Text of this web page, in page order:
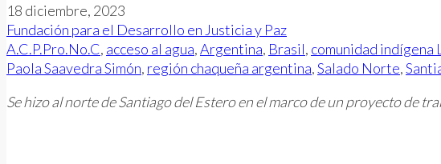
18 diciembre, 2023
Fundación para el Desarrollo en Justicia y Paz
A.C.P.Pro.No.C, acceso al agua,Argentina, Brasil, comunidad indígena
Paola Saavedra Simón, región chaqueña argentina,Salado Norte,
Se hizo al norte de Santiago del Estero en el marco de un proyecto de